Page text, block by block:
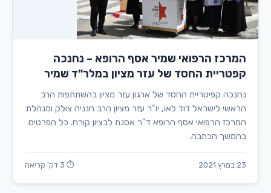
המרכז הרפואי שמיר אסף הרופא – נחנכה
קפטריית החסד של עזר מציון במלר"ד שמיר
נחנכה קפיטריית החסד של ארגון עזר מציון בהשתתפות הרב
הראשי לישראל דוד לאו, יו"ר עזר מציון הרב חנניה צולק ומנהלת
המרכז הרפואי אסף הרופא ד"ר אסנת לבציון קורח. כל הפרטים
בהמשך הכתבה.
23 במרץ 2021 ⏱ 3 דק' קריאה